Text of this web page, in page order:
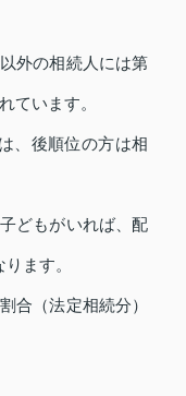
外の相続人には第
ています。
、後順位の方は相
どもがいれば、配
ます。
合（法定相続分）